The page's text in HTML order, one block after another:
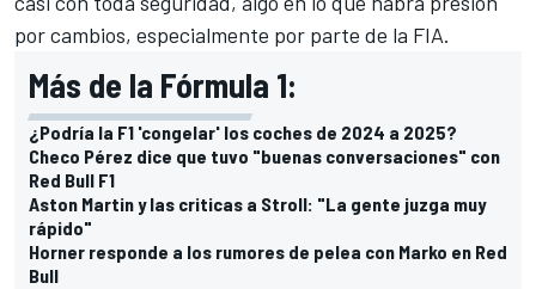
por cambios, especialmente por parte de la FIA.
Más de la Fórmula 1:
¿Podría la F1 'congelar' los coches de 2024 a 2025?
Checo Pérez dice que tuvo "buenas conversaciones" con
Red Bull F1
Aston Martin y las criticas a Stroll: "La gente juzga muy
rápido"
Horner responde a los rumores de pelea con Marko en Red
Bull